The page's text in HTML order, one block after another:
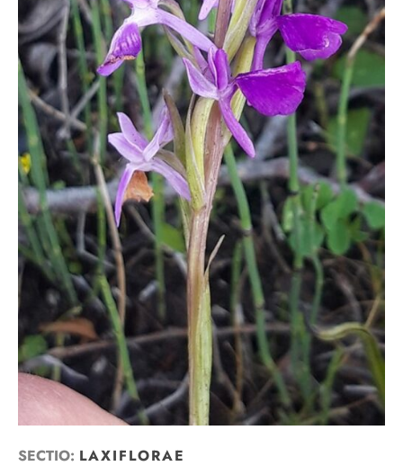
SECTIO: LAXIFLORAE